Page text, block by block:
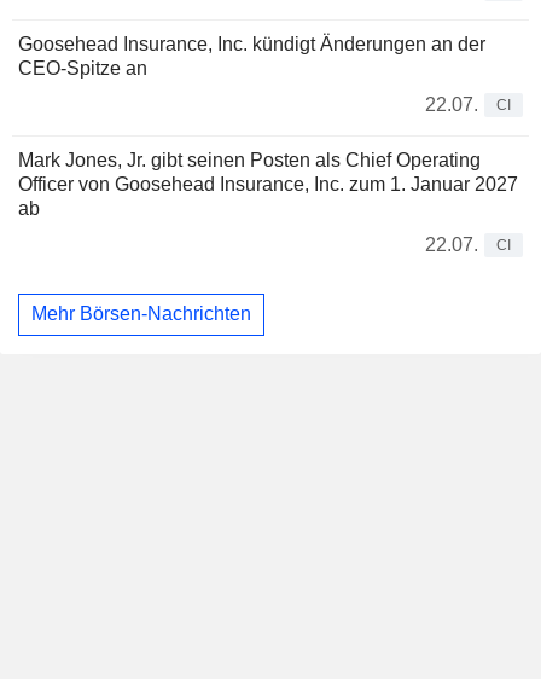
Goosehead Insurance, Inc. kündigt Änderungen an der
CEO-Spitze an
22.07.
CI
Mark Jones, Jr. gibt seinen Posten als Chief Operating
Officer von Goosehead Insurance, Inc. zum 1. Januar 2027
ab
22.07.
CI
Mehr Börsen-Nachrichten